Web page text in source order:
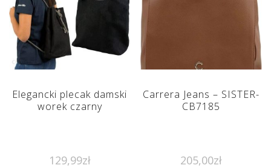
Elegancki plecak damski
worek czarny
129,99zł
Carrera Jeans – SISTER-
CB7185
205,00zł